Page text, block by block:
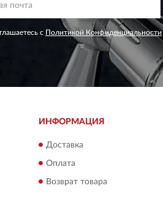
с Политикой Конфиденциальности
ИНФОРМАЦИЯ
Доставка
Оплата
Возврат товара